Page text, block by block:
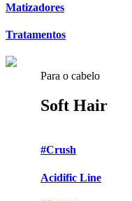
Matizadores
Tratamentos
Para o cabelo
Soft Hair
#Crush
Acidific Line